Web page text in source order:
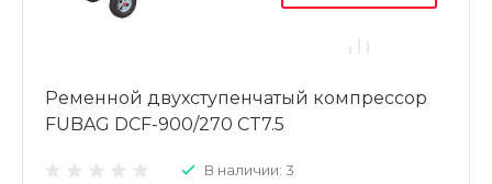
Ременной двухступенчатый компрессор
FUBAG DCF-900/270 CT7.5
В наличии: 3